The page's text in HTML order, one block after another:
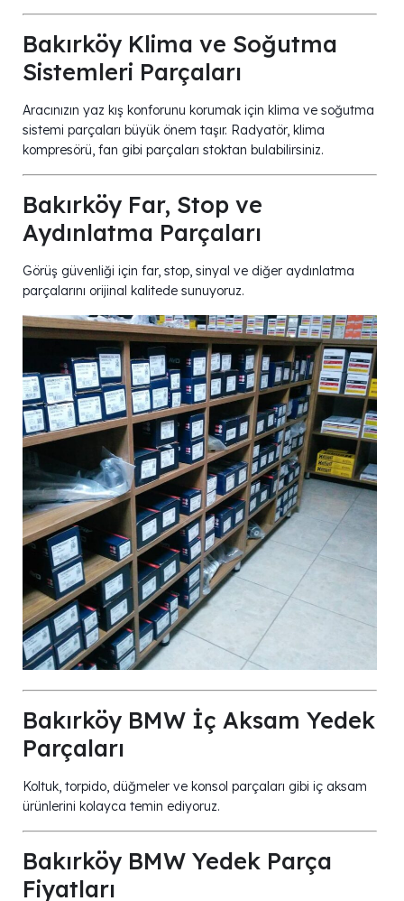
Bakırköy Klima ve Soğutma
Sistemleri Parçaları
Aracınızın yaz kış konforunu korumak için klima ve soğutma
sistemi parçaları büyük önem taşır. Radyatör, klima
kompresörü, fan gibi parçaları stoktan bulabilirsiniz.
Bakırköy Far, Stop ve
Aydınlatma Parçaları
Görüş güvenliği için far, stop, sinyal ve diğer aydınlatma
parçalarını orijinal kalitede sunuyoruz.
Bakırköy BMW İç Aksam Yedek
Parçaları
Koltuk, torpido, düğmeler ve konsol parçaları gibi iç aksam
ürünlerini kolayca temin ediyoruz.
Bakırköy BMW Yedek Parça
Fiyatları